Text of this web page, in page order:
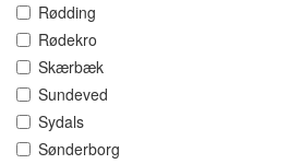
Rødding
Rødekro
Skærbæk
Sundeved
Sydals
Sønderborg